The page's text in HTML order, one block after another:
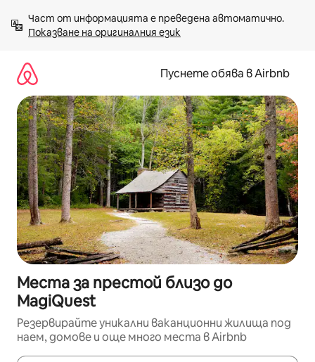
към
съдържанието
Показване на оригиналния език
Пуснете обява в Airbnb
Места за престой близо до
MagiQuest
Резервирайте уникални ваканционни жилища под
наем, домове и още много места в Airbnb